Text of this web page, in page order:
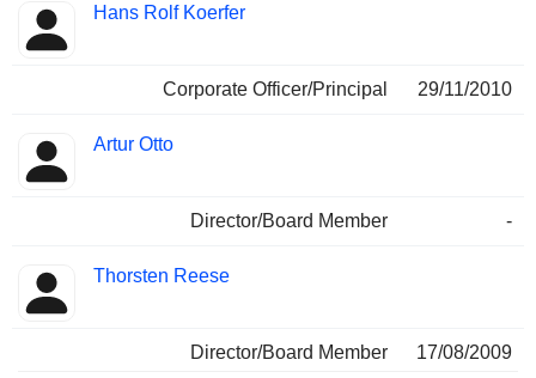
Hans Rolf Koerfer
Corporate Officer/Principal 29/11/2010
Artur Otto
Director/Board Member -
Thorsten Reese
Director/Board Member
17/08/2009